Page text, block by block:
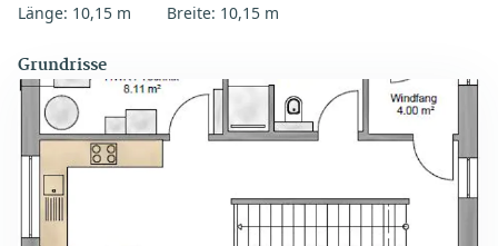
Länge: 10,15 m Breite: 10,15 m
Grundrisse